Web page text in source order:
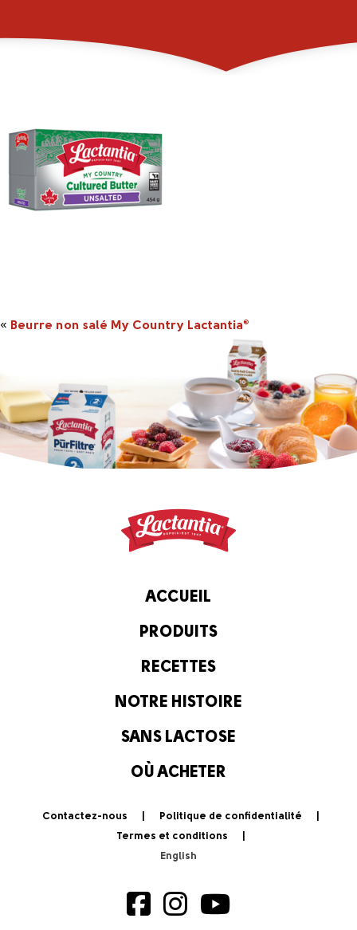
« Beurre non salé My Country Lactantia®
ACCUEIL
PRODUITS
RECETTES
NOTRE HISTOIRE
SANS LACTOSE
OÙ ACHETER
Contactez-nous
Politique de confidentialité
Termes et conditions